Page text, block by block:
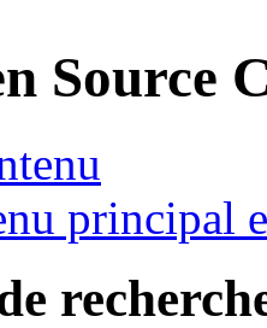
Source
principal